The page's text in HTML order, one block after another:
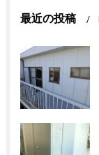
最近の投稿